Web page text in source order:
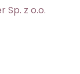
Sp. z o.o.